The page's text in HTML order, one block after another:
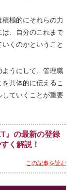
極的にそれらの力
は、自分のこれまで
くのかということ
ようにして、管理職
具体的に伝えるこ
していくことが重要
』の最新の登録
く解説！
この記事を読む